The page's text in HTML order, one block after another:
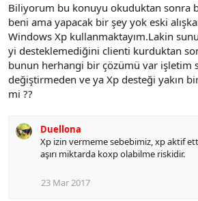
Biliyorum bu konuyu okuduktan sonra
beni ama yapacak bir şey yok eski
Windows Xp kullanmaktayım.Lakin
yi desteklemediğini clienti kurduktan
bunun herhangi bir çözümü var işletim
değiştirmeden ve ya Xp desteği yakın
mi ??
Duellona
Xp izin vermeme sebebimiz, xp aktif
aşırı miktarda koxp olabilme riskidir.
23 Mar 2017